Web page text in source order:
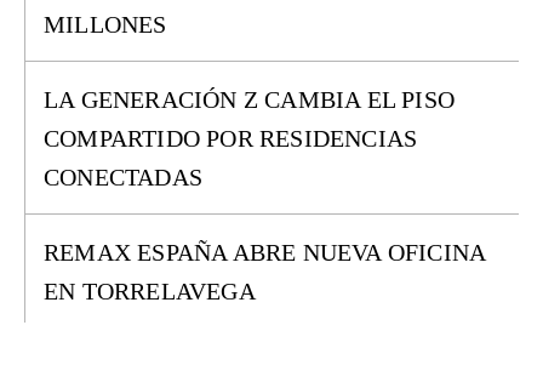
MILLONES
LA GENERACIÓN Z CAMBIA EL PISO
COMPARTIDO POR RESIDENCIAS
CONECTADAS
REMAX ESPAÑA ABRE NUEVA OFICINA
EN TORRELAVEGA